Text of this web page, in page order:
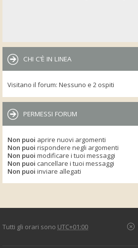
CHI C’È IN LINEA
Visitano il forum: Nessuno e 2 ospiti
PERMESSI FORUM
Non puoi aprire nuovi argomenti
Non puoi rispondere negli argomenti
Non puoi modificare i tuoi messaggi
Non puoi cancellare i tuoi messaggi
Non puoi inviare allegati
Tutti gli orari sono UTC+01:00